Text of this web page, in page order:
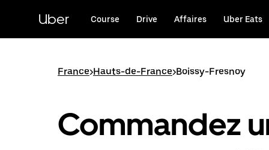
principal
Uber Course Drive Affaires Uber Eats
France>Hauts-de-France>Boissy-Fresnoy
Commandez